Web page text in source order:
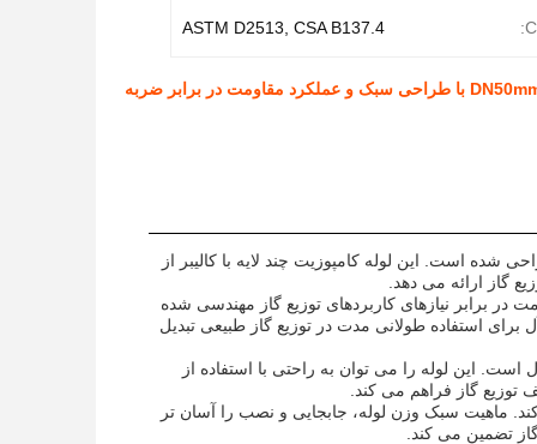
ASTM D2513, CSA B137.4
شده است. این لوله کامپوزیت چند لایه با کالیبر از
برابر نیازهای کاربردهای توزیع گاز مهندسی شده
استفاده طولانی مدت در توزیع گاز طبیعی تبدیل
این لوله را می توان به راحتی با استفاده از
گاز فراهم می کند.
وزن ایجاد می کند. ماهیت سبک وزن لوله، جابجایی و نصب را آسان تر